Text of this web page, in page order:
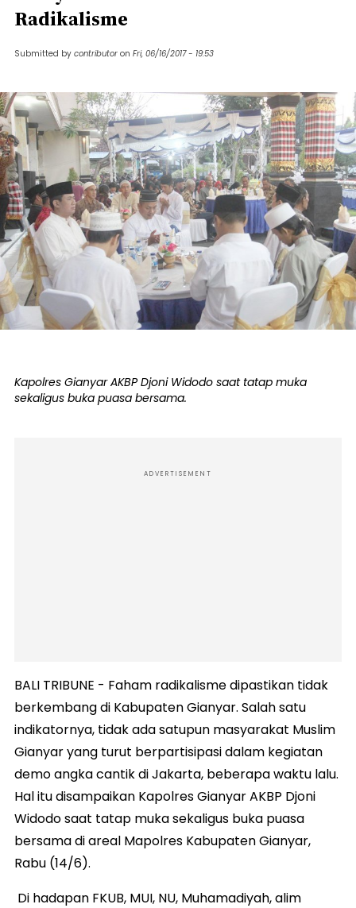
Radikalisme
Submitted by contributor on Fri, 06/16/2017 - 19:53
Kapolres Gianyar AKBP Djoni Widodo saat tatap muka
sekaligus buka puasa bersama.
ADVERTISEMENT
BALI TRIBUNE - Faham radikalisme dipastikan tidak
berkembang di Kabupaten Gianyar. Salah satu
indikatornya, tidak ada satupun masyarakat Muslim
Gianyar yang turut berpartisipasi dalam kegiatan
demo angka cantik di Jakarta, beberapa waktu lalu.
Hal itu disampaikan Kapolres Gianyar AKBP Djoni
Widodo saat tatap muka sekaligus buka puasa
bersama di areal Mapolres Kabupaten Gianyar,
Rabu (14/6).
Di hadapan FKUB, MUI, NU, Muhamadiyah, alim